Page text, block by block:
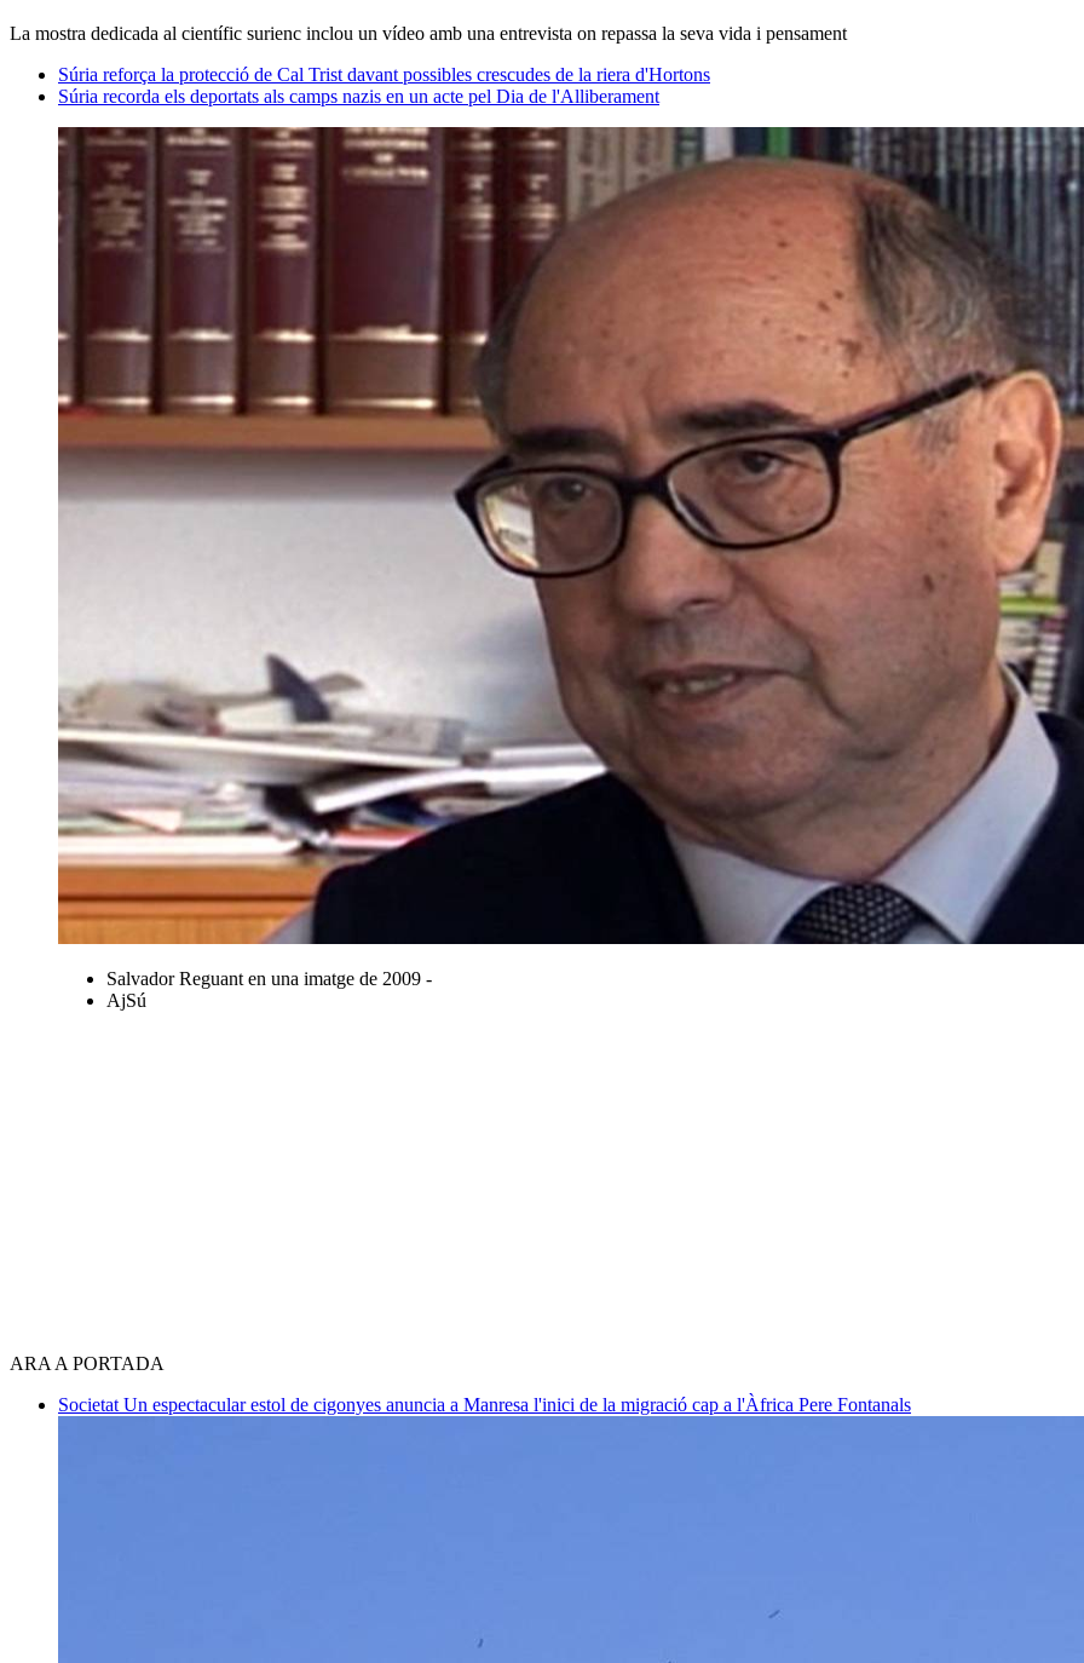
La mostra dedicada al científic surienc inclou un vídeo amb una entrevista on repassa la seva vida i pensament
Súria reforça la protecció de Cal Trist davant possibles crescudes de la riera d'Hortons
Súria recorda els deportats als camps nazis en un acte pel Dia de l'Alliberament
Salvador Reguant en una imatge de 2009 -
AjSú
ARA A PORTADA
Societat Un espectacular estol de cigonyes anuncia a Manresa l'inici de la migració cap a l'Àfrica Pere Fontanals